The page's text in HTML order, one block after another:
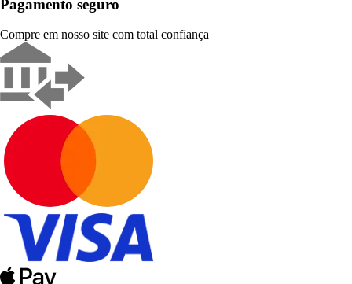
Pagamento seguro
Compre em nosso site com total confiança